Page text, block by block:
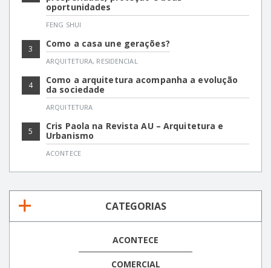
oportunidades
FENG SHUI
3 Como a casa une gerações?
ARQUITETURA, RESIDENCIAL
4
Como a arquitetura acompanha a evolução
da sociedade
ARQUITETURA
5
Cris Paola na Revista AU – Arquitetura e
Urbanismo
ACONTECE
CATEGORIAS
ACONTECE
COMERCIAL